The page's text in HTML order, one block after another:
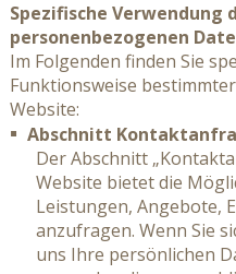
Spezifische Verwendung
personenbezogenen
Im Folgenden finden Sie
Funktionsweise
Website:
Abschnitt
Der Abschnitt
Website bietet die
Leistungen, Angebote,
anzufragen. Wenn Sie
uns Ihre persönlichen